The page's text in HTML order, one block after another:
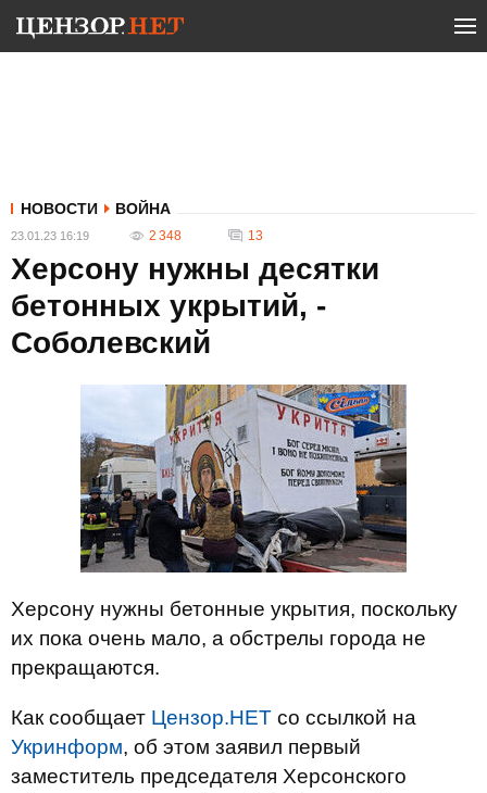
НОВОСТИ ВОЙНА
23.01.23 16:19 2 348 13
Херсону нужны десятки
бетонных укрытий, -
Соболевский
Херсону нужны бетонные укрытия, поскольку
их пока очень мало, а обстрелы города не
прекращаются.
Как сообщает Цензор.НЕТ со ссылкой на
Укринформ, об этом заявил первый
заместитель председателя Херсонского